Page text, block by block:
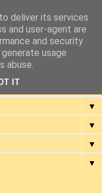
van leven hebben.
▼
▼
▼
▼
deliver its services
and user-agent are
and security
usage
abuse.
IT